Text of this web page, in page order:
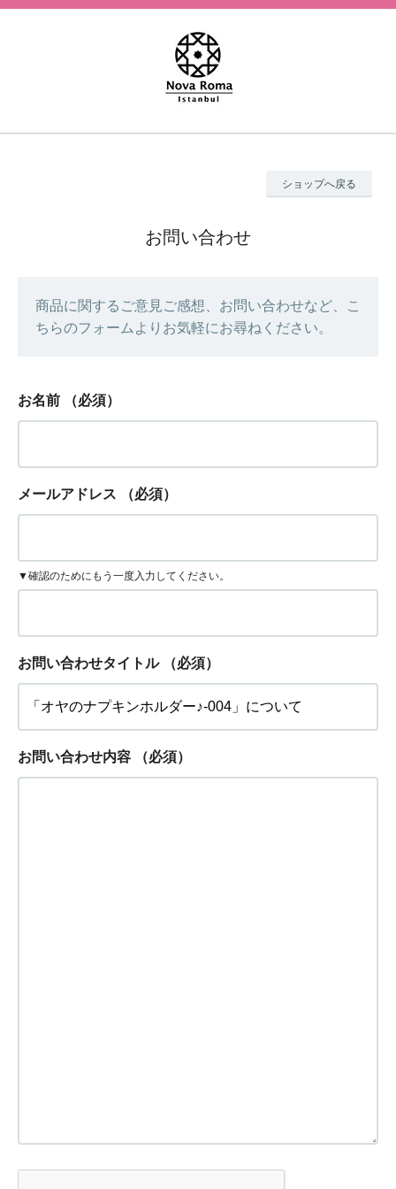
ショップへ戻る
お問い合わせ
商品に関するご意見ご感想、お問い合わせなど、こ
ちらのフォームよりお気軽にお尋ねください。
お名前 （必須）
メールアドレス （必須）
▼確認のためにもう一度入力してください。
お問い合わせタイトル （必須）
お問い合わせ内容 （必須）